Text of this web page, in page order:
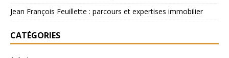
Jean François Feuillette : parcours et expertises immobilier
CATÉGORIES